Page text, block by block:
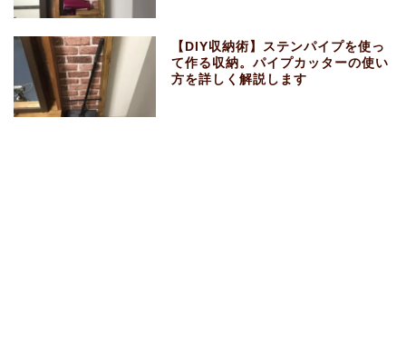
【DIY収納術】ステンパイプを使っ
て作る収納。パイプカッターの使い
方を詳しく解説します